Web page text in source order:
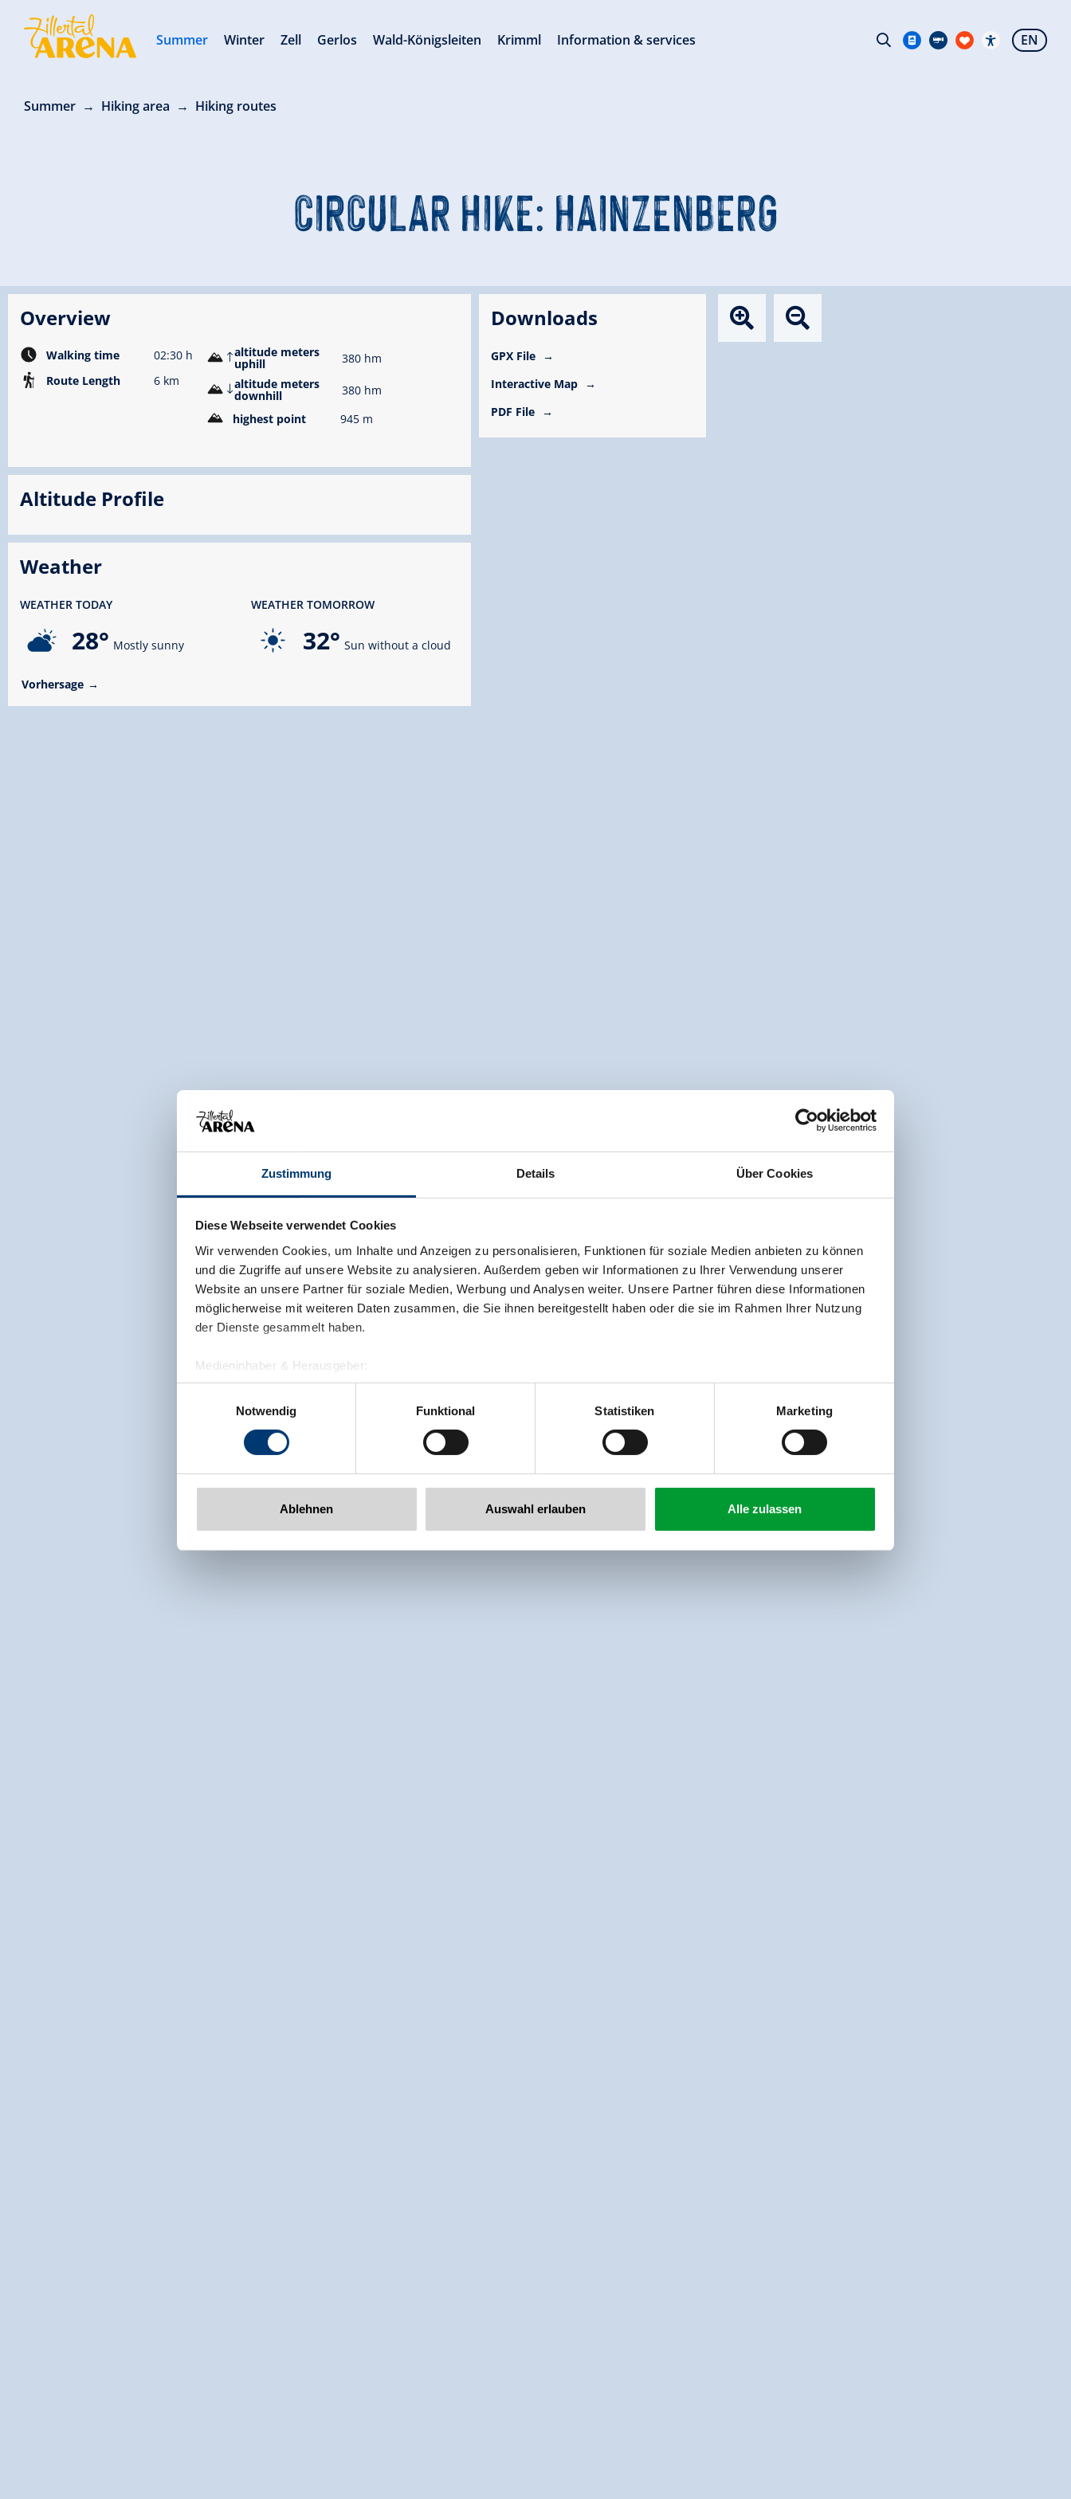
Zustimmung Details Über Cookies
Diese Webseite verwendet Cookies
Wir verwenden Cookies, um Inhalte und Anzeigen zu personalisieren, Funktionen für soziale Medien anbieten zu können
und die Zugriffe auf unsere Website zu analysieren. Außerdem geben wir Informationen zu Ihrer Verwendung unserer
Website an unsere Partner für soziale Medien, Werbung und Analysen weiter. Unsere Partner führen diese Informationen
möglicherweise mit weiteren Daten zusammen, die Sie ihnen bereitgestellt haben oder die sie im Rahmen Ihrer Nutzung
der Dienste gesammelt haben.
Medieninhaber & Herausgeber:
Zeller Bergbahnen Zillertal GmbH & Co KG
Rohr 23// A-6280 Zell am Ziller
www.zillertalarena.com
Notwendig
Funktional Statistiken Marketing
Ablehnen Auswahl erlauben Alle zulassen
Summer Hiking area Hiking routes
CIRCULAR HIKE: HAINZENBERG
Overview
Walking time
02:30 h
Route Length
6 km
altitude meters
uphill
380 hm
altitude meters
downhill
380 hm
highest point
945 m
Altitude Profile
Weather
WEATHER TODAY
28° Mostly sunny
WEATHER TOMORROW
32° Sun without a cloud
Vorhersage
Downloads
GPX File
Interactive Map
PDF File
Summer Winter Zell Gerlos Wald-Königsleiten Krimml Information & services EN